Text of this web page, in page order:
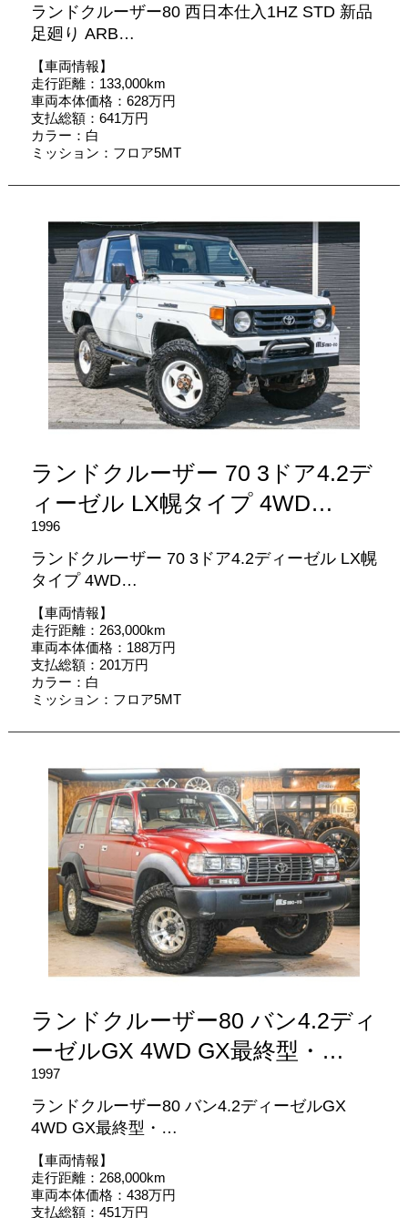
ランドクルーザー80 西日本仕入1HZ STD 新品
足廻り ARB…
【車両情報】
走行距離：133,000km
車両本体価格：628万円
支払総額：641万円
カラー：白
ミッション：フロア5MT
ランドクルーザー 70 3ドア4.2デ
ィーゼル LX幌タイプ 4WD…
1996
ランドクルーザー 70 3ドア4.2ディーゼル LX幌
タイプ 4WD…
【車両情報】
走行距離：263,000km
車両本体価格：188万円
支払総額：201万円
カラー：白
ミッション：フロア5MT
ランドクルーザー80 バン4.2ディ
ーゼルGX 4WD GX最終型・…
1997
ランドクルーザー80 バン4.2ディーゼルGX
4WD GX最終型・…
【車両情報】
走行距離：268,000km
車両本体価格：438万円
支払総額：451万円